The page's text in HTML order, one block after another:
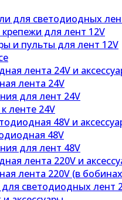
для светодиодных
для лент 12V
и пульты для лент 12V
лента 24V и
лента 24V
для лент 24V
ленте 24V
48V и
48V
для лент 48V
лента 220V и
лента 220V (в
для светодиодных лент